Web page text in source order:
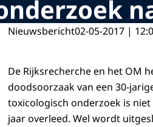
Nieuwsbericht02-05-2017 |
De Rijksrecherche en het OM
doodsoorzaak van een 30-
toxicologisch onderzoek is
jaar overleed. Wel wordt